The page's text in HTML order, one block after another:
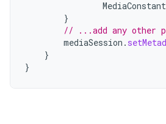
}
// ...add any other
mediaSession .
}
}